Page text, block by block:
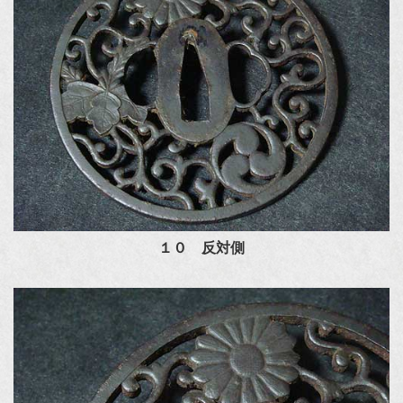
１０ 反対側